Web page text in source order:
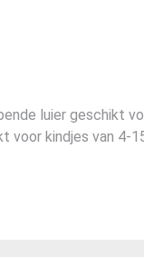
luier geschikt
voor kindjes van 4-